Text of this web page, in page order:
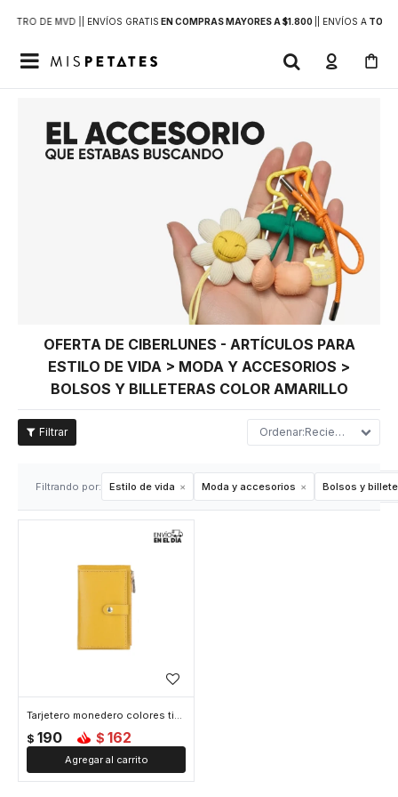
DE MVD | | ENVÍOS GRATIS EN COMPRAS MAYORES A $1.800 | ENVÍOS ATODO

OFERTA DE CIBERLUNES - ARTÍCULOS PARA
ESTILO DE VIDA > MODA Y ACCESORIOS >
BOLSOS Y BILLETERAS COLOR AMARILLO
Recientes
Filtrando por: Estilo de vida Moda y accesorios Bolsos y
Tarjetero monedero colores tierra - Amarillo
$ 190 $ 162